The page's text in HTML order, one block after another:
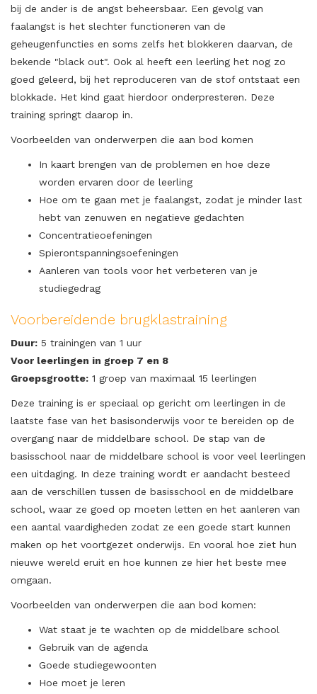
bij de ander is de angst beheersbaar. Een gevolg van
faalangst is het slechter functioneren van de
geheugenfuncties en soms zelfs het blokkeren daarvan, de
bekende "black out". Ook al heeft een leerling het nog zo
goed geleerd, bij het reproduceren van de stof ontstaat een
blokkade. Het kind gaat hierdoor onderpresteren. Deze
training springt daarop in.
Voorbeelden van onderwerpen die aan bod komen
In kaart brengen van de problemen en hoe deze
worden ervaren door de leerling
Hoe om te gaan met je faalangst, zodat je minder last
hebt van zenuwen en negatieve gedachten
Concentratieoefeningen
Spierontspanningsoefeningen
Aanleren van tools voor het verbeteren van je
studiegedrag
Voorbereidende brugklastraining
Duur: 5 trainingen van 1 uur
Voor leerlingen in groep 7 en 8
Groepsgrootte: 1 groep van maximaal 15 leerlingen
Deze training is er speciaal op gericht om leerlingen in de
laatste fase van het basisonderwijs voor te bereiden op de
overgang naar de middelbare school. De stap van de
basisschool naar de middelbare school is voor veel leerlingen
een uitdaging. In deze training wordt er aandacht besteed
aan de verschillen tussen de basisschool en de middelbare
school, waar ze goed op moeten letten en het aanleren van
een aantal vaardigheden zodat ze een goede start kunnen
maken op het voortgezet onderwijs. En vooral hoe ziet hun
nieuwe wereld eruit en hoe kunnen ze hier het beste mee
omgaan.
Voorbeelden van onderwerpen die aan bod komen:
Wat staat je te wachten op de middelbare school
Gebruik van de agenda
Goede studiegewoonten
Hoe moet je leren